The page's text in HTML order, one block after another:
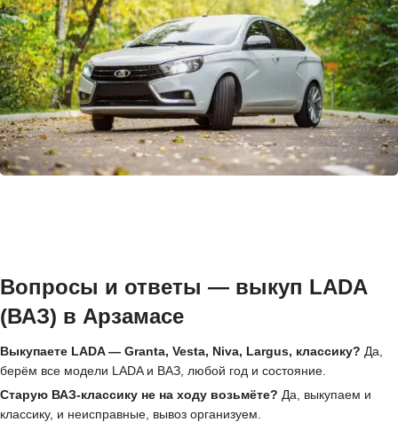
Вопросы и ответы — выкуп LADA
(ВАЗ) в Арзамасе
Выкупаете LADA — Granta, Vesta, Niva, Largus, классику? Да,
берём все модели LADA и ВАЗ, любой год и состояние.
Старую ВАЗ-классику не на ходу возьмёте? Да, выкупаем и
классику, и неисправные, вывоз организуем.